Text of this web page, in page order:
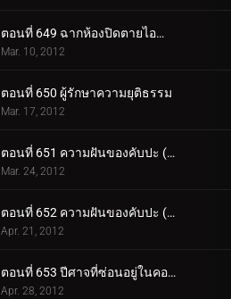
ตอนที่ 649 ฉากห้องปิดตายไอน้ำ (ตอน 2)
Mar. 10, 2012
ตอนที่ 650 ผู้รักษาความยุติธรรม
Mar. 17, 2012
ตอนที่ 651 ความฝันของคับปะ (ตอน 1)
Mar. 24, 2012
ตอนที่ 652 ความฝันของคับปะ (ตอน 2)
Apr. 21, 2012
ตอนที่ 653 ปีศาจที่ซ่อนอยู่ในคอร์ตเทนนิส
Apr. 28, 2012